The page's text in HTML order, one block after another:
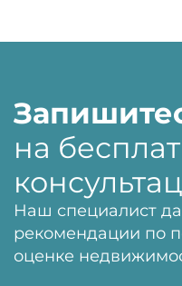
на
Наш специалист
рекомендации по
оценке